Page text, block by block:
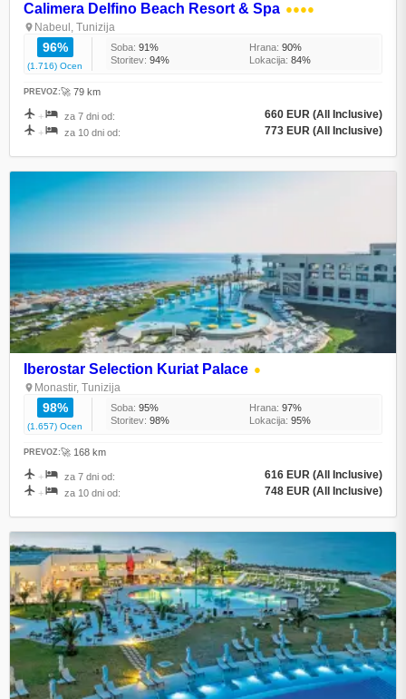
Calimera Delfino Beach Resort & Spa ●●●●
Nabeul, Tunizija
96%
(1.716) Ocen
Soba: 91% Hrana: 90%
Storitev: 94% Lokacija: 84%
PREVOZ:🚀 79 km
+ za 7 dni od: 660 EUR (All Inclusive)
+ za 10 dni od: 773 EUR (All Inclusive)
Iberostar Selection Kuriat Palace ●
Monastir, Tunizija
98%
(1.657) Ocen
Soba: 95% Hrana: 97%
Storitev: 98% Lokacija: 95%
PREVOZ:🚀 168 km
+ za 7 dni od: 616 EUR (All Inclusive)
+ za 10 dni od: 748 EUR (All Inclusive)